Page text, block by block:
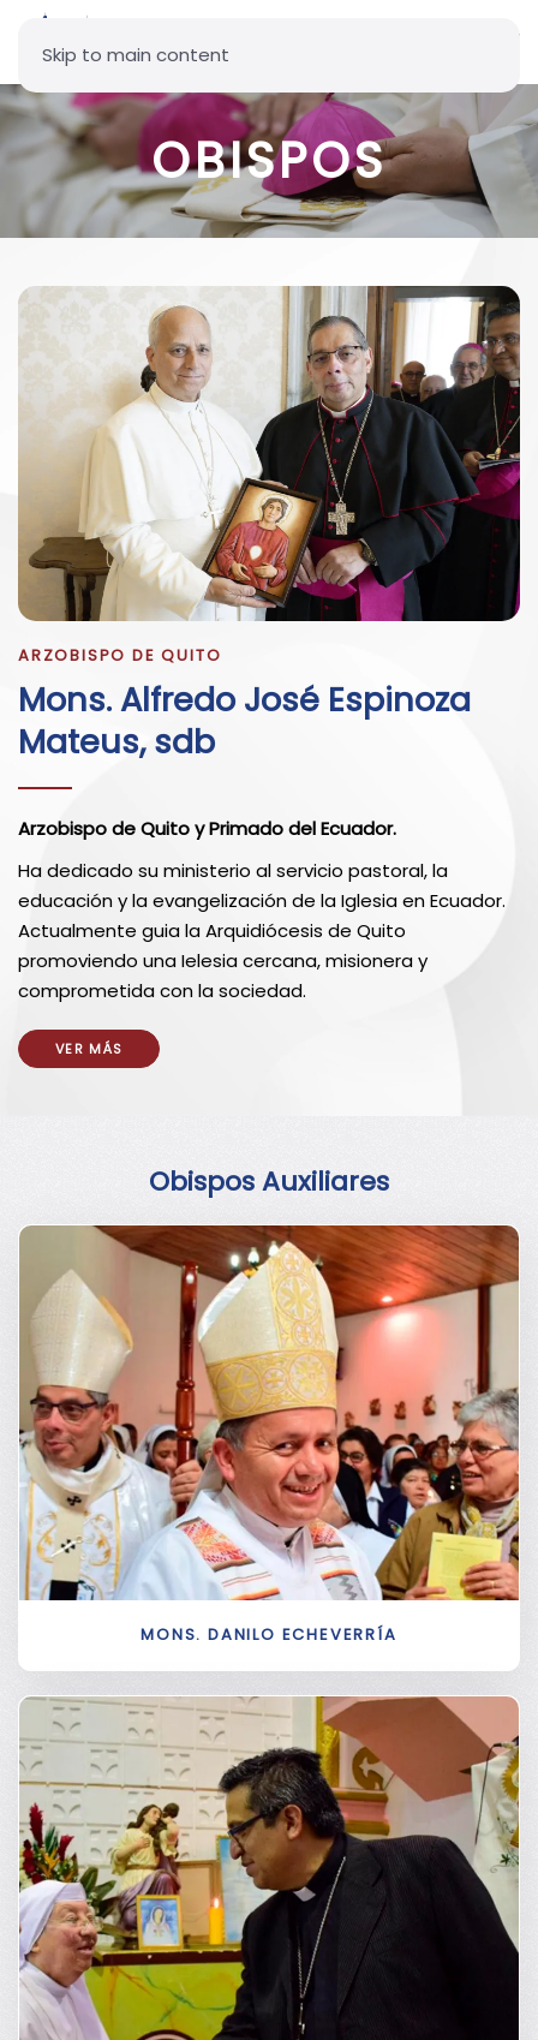
Skip to main content
OBISPOS
ARZOBISPO DE QUITO
Mons. Alfredo José Espinoza
Mateus, sdb
Arzobispo de Quito y Primado del Ecuador.
Ha dedicado su ministerio al servicio pastoral, la
educación y la evangelización de la Iglesia en Ecuador.
Actualmente guia la Arquidiócesis de Quito
promoviendo una Ielesia cercana, misionera y
comprometida con la sociedad.
VER MÁS
Obispos Auxiliares
MONS. DANILO ECHEVERRÍA